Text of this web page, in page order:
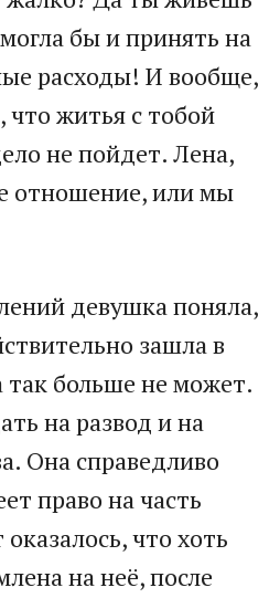
бы и принять на
расходы! И вообще,
что житья с тобой
не пойдет. Лена,
отношение, или мы
девушка поняла,
зашла в
больше не может.
на развод и на
Она справедливо
право на часть
что хоть
на неё, после